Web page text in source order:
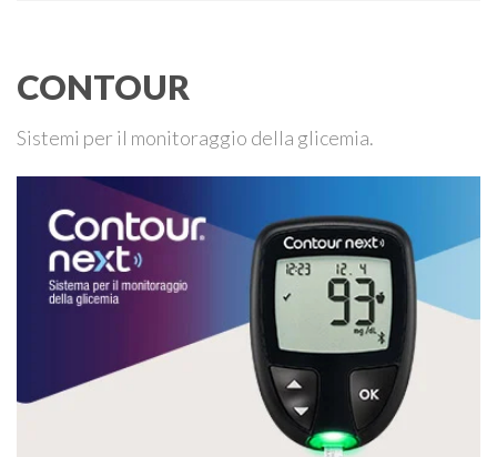
CONTOUR
Sistemi per il monitoraggio della glicemia.